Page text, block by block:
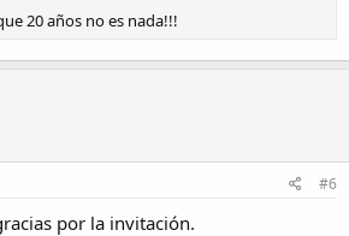
20 años no es nada!!!
#6
por la invitación.